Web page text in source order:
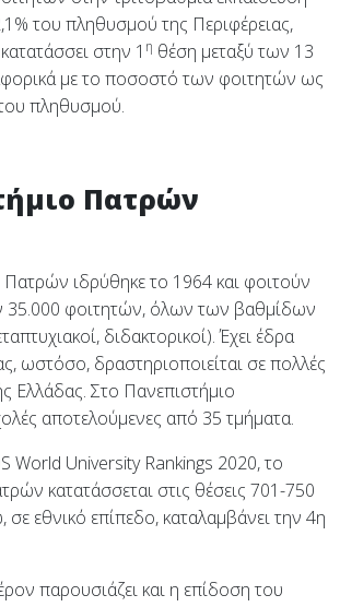
του πληθυσμού της Περιφέρειας,
στην 1 η θέση μεταξύ των 13
με το ποσοστό των φοιτητών ως
πληθυσμού.
Πατρών
ιδρύθηκε το 1964 και φοιτούν
35.000 φοιτητών, όλων των βαθμίδων
διδακτορικοί). Έχει έδρα
ωστόσο, δραστηριοποιείται σε πολλές
Ελλάδας. Στο Πανεπιστήμιο
αποτελούμενες από 35 τμήματα.
World University Rankings 2020, το
κατατάσσεται στις θέσεις 701-750
εθνικό επίπεδο, καταλαμβάνει την 4η
παρουσιάζει και η επίδοση του